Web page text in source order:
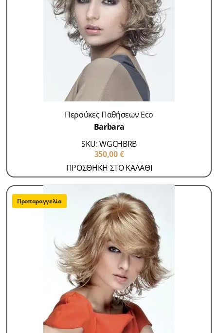
Περούκες Παθήσεων Eco
Barbara
SKU: WGCHBRB
350,00€
ΠΡΟΣΘΗΚΗ ΣΤΟ ΚΑΛΑΘΙ
Προπαραγγελία